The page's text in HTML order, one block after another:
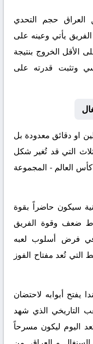
العراق حجم التحدي
يأتي وعينه على
الأقل الخروج بنتيجة
وتثبت قدرته على
او دقائق معدودة بل
التي قد تُغير شكل
العالم - المجموعة
سيكون حاضراً بقوة
ضعف وقوة الفريق
فرض أسلوب لعبه
تُعد مفتاح الفوز
يفتح أبوابه لاحتضان
التاريخي الذي شهد
اليوم ليكون مسرحاً